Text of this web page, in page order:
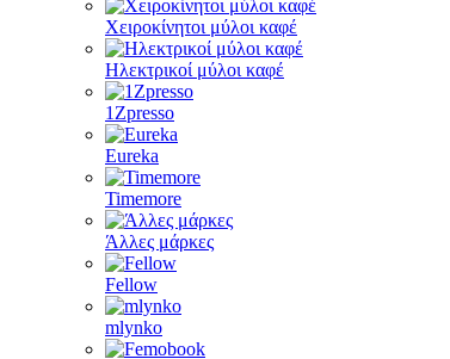
Χειροκίνητοι μύλοι καφέ
Ηλεκτρικοί μύλοι καφέ
1Zpresso
Eureka
Timemore
Άλλες μάρκες
Fellow
mlynko